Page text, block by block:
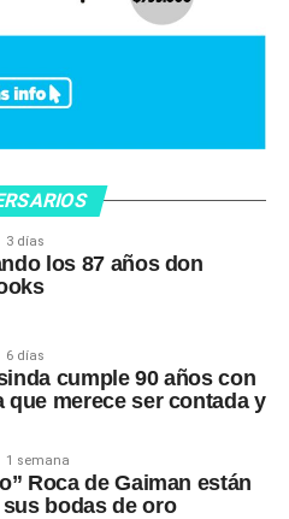
3 días
los 87 años don
6 días
cumple 90 años con
que merece ser contada y
1 semana
Roca de Gaiman están
bodas de oro